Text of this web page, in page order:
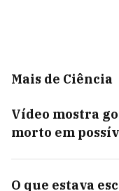
Mais de Ciência
Vídeo mostra
morto em
O que estava